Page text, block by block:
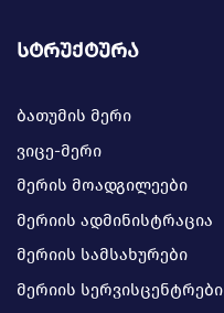
სტრუქტურა
ბათუმის მერი
ვიცე-მერი
მერის მოადგილეები
მერიის ადმინისტრაცია
მერიის სამსახურები
მერიის სერვისცენტრები